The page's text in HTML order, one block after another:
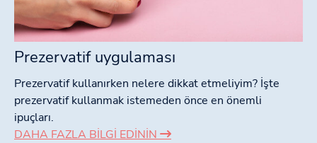
Prezervatif uygulaması
Prezervatif kullanırken nelere dikkat etmeliyim? İşte
prezervatif kullanmak istemeden önce en önemli
ipuçları.
DAHA FAZLA BILGI EDININ